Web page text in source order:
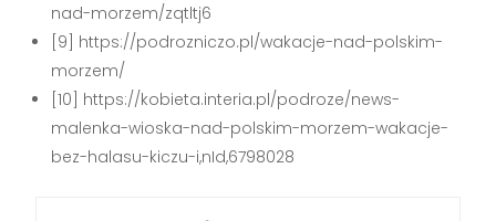
nad-morzem/zqtltj6
[9] https://podrozniczo.pl/wakacje-nad-polskim-
morzem/
[10] https://kobieta.interia.pl/podroze/news-
malenka-wioska-nad-polskim-morzem-wakacje-
bez-halasu-kiczu-i,nId,6798028